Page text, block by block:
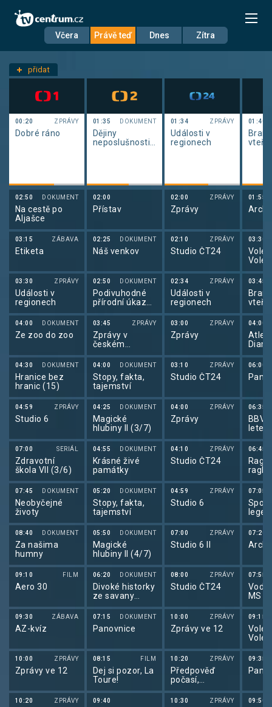
Včera Právě teď Dnes Zítra
Datum
Nastavení stanic
přidat
00:20 ZPRÁVY
Dobré ráno
02:50 DOKUMENT
Na cestě po
Aljašce
03:15 ZÁBAVA
Etiketa
03:30 ZPRÁVY
Události v
regionech
04:00 DOKUMENT
Ze zoo do zoo
04:30 DOKUMENT
Hranice bez
hranic (15)
04:59 ZPRÁVY
Studio 6
07:00 SERIÁL
Zdravotní
škola VII (3/6)
07:45 DOKUMENT
Neobyčejné
životy
08:40 DOKUMENT
Za našima
humny
09:10 FILM
Aero 30
09:30 ZÁBAVA
AZ-kvíz
10:00 ZPRÁVY
Zprávy ve 12
10:20 ZPRÁVY
01:35 DOKUMENT
Dějiny
neposlušnosti
02:00
Přístav
02:25 DOKUMENT
Náš venkov
02:50 DOKUMENT
Podivuhodné
přírodní úkazy
(4/6)
03:45 ZPRÁVY
Zprávy v
českém
znakovém
jazyce
04:00 DOKUMENT
Stopy, fakta,
tajemství
04:25 DOKUMENT
Magické
hlubiny II (3/7)
04:55 DOKUMENT
Krásné živé
památky
05:20 DOKUMENT
Stopy, fakta,
tajemství
05:50 DOKUMENT
Magické
hlubiny II (4/7)
06:20 DOKUMENT
Divoké historky
ze savany
(3/3)
07:15 DOKUMENT
Panovnice
08:15 FILM
Dej si pozor, La
Toure!
09:40
01:34 ZPRÁVY
Události v
regionech
02:00 ZPRÁVY
Zprávy
02:10 ZPRÁVY
Studio ČT24
02:34 ZPRÁVY
Události v
regionech
03:00 ZPRÁVY
Zprávy
03:10 ZPRÁVY
Studio ČT24
04:00 ZPRÁVY
Zprávy
04:10 ZPRÁVY
Studio ČT24
04:59 ZPRÁVY
Studio 6
07:00 ZPRÁVY
Studio 6 II
08:00 ZPRÁVY
Studio ČT24
10:00 ZPRÁVY
Zprávy ve 12
10:20 ZPRÁVY
Předpověď
počasí,
sportovní
zprávy
10:30 ZPRÁVY
01:40
01:55
03:30
03:45
04:00
liga
06:00
06:35
BBV
06:45
ragby
07:05
07:20
07:55
MS
09:15
09:35
09:50